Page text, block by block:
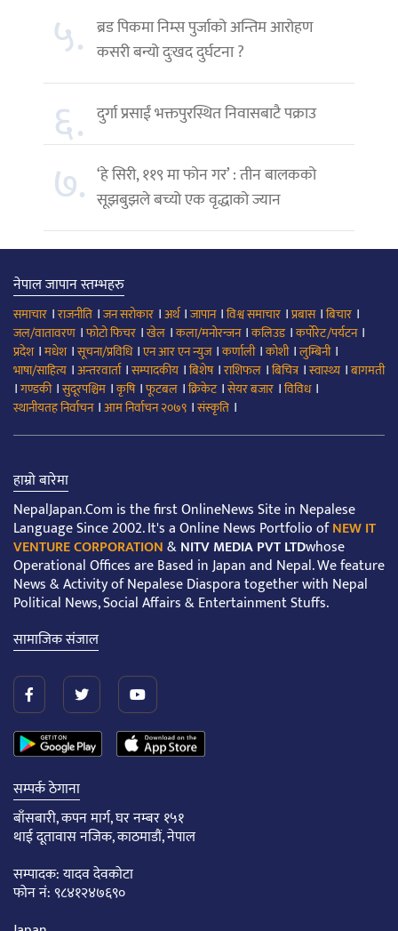
५. ब्रड पिकमा निम्स पुर्जाको अन्तिम आरोहण
कसरी बन्यो दुःखद दुर्घटना ?
६. दुर्गा प्रसाईं भक्तपुरस्थित निवासबाटै पक्राउ
७. ‘हे सिरी, ११९ मा फोन गर’ : तीन बालकको
सूझबुझले बच्यो एक वृद्धाको ज्यान
नेपाल जापान स्तम्भहरु
समाचार ।राजनीति ।जन सरोकार ।अर्थ।जापान।विश्व समाचार ।प्रबास।बिचार ।
जल/वातावरण ।फोटो फिचर ।खेल ।कला/मनोरन्जन।कलिउड।कर्पोरेट/पर्यटन।
प्रदेश।मधेश।सूचना/प्रविधि।एन आर एन न्युज।कर्णाली।कोशी।लुम्बिनी।
भाषा/साहित्य ।अन्तरवार्ता।सम्पादकीय ।बिशेष।राशिफल ।बिचित्र।स्वास्थ्य ।बागमती
।गण्डकी।सुदूरपश्चिम ।कृषि।फूटबल ।क्रिकेट।सेयर बजार ।विविध।
स्थानीयतह निर्वाचन।आम निर्वाचन २०७९ ।संस्कृति ।
हाम्रो बारेमा
NepalJapan.Com is the first OnlineNews Site in Nepalese
Language Since 2002. It's a Online News Portfolio ofNEW IT
VENTURE CORPORATION&NITV MEDIA PVT LTDwhose
Operational Offices are Based in Japan and Nepal. We feature
News & Activity of Nepalese Diaspora together with Nepal
Political News, Social Affairs & Entertainment Stuffs.
सामाजिक संजाल
सम्पर्क ठेगाना
बाँसबारी, कपन मार्ग, घर नम्बर १५१
थाई दूतावास नजिक, काठमाडौं, नेपाल
सम्पादक: यादव देवकोटा
फोन नं: ९८४१२४७६९०